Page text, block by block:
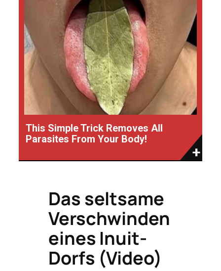
This Simple Trick Removes All
Parasites From Your Body!
Das seltsame
Verschwinden
eines Inuit-
Dorfs (Video)